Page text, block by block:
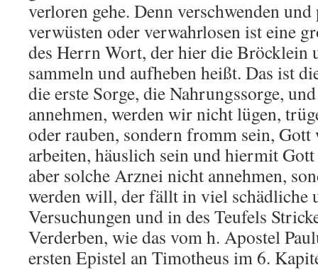
verloren gehe. Denn verschwenden und
verwüsten oder verwahrlosen ist eine
des Herrn Wort, der hier die Bröcklein
sammeln und aufheben heißt. Das ist
die erste Sorge, die Nahrungssorge,
annehmen, werden wir nicht lügen,
oder rauben, sondern fromm sein, Gott
arbeiten, häuslich sein und hiermit
aber solche Arznei nicht annehmen,
werden will, der fällt in viel schädliche
Versuchungen und in des Teufels
Verderben, wie das vom h. Apostel
ersten Epistel an Timotheus im 6.